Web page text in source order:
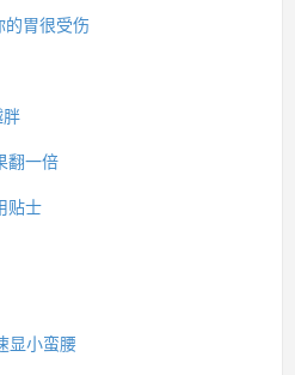
胃很受伤
翻一倍
贴士
显小蛮腰